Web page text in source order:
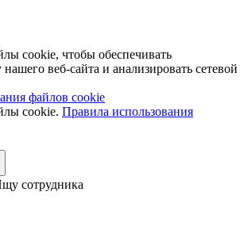
cookie, чтобы обеспечивать
веб-сайта и анализировать сетевой
файлов cookie
cookie. Правила использования
сотрудника